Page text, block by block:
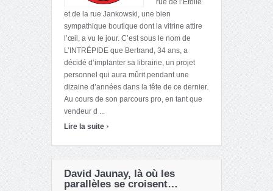
rue de l’Etoile
et de la rue Jankowski, une bien
sympathique boutique dont la vitrine attire
l’œil, a vu le jour. C’est sous le nom de
L’INTRÉPIDE que Bertrand, 34 ans, a
décidé d’implanter sa librairie, un projet
personnel qui aura mûrit pendant une
dizaine d’années dans la tête de ce dernier.
Au cours de son parcours pro, en tant que
vendeur d ...
Lire la suite ›
David Jaunay, là où les
parallèles se croisent…